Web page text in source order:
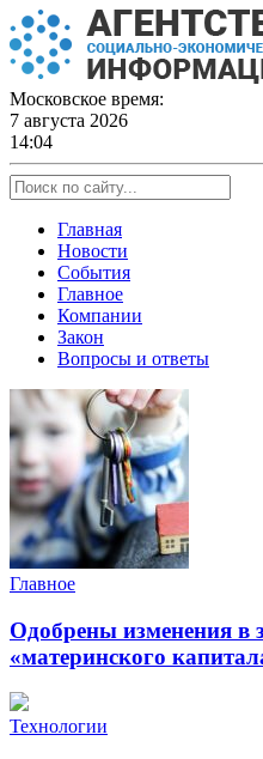
Skip
to
content
Московское время:
7 августа 2026
14:04
Главная
Новости
События
Главное
Компании
Закон
Вопросы и ответы
Главное
Одобрены изменения в
«материнского
Технологии